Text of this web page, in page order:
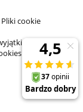
cookie
na dole